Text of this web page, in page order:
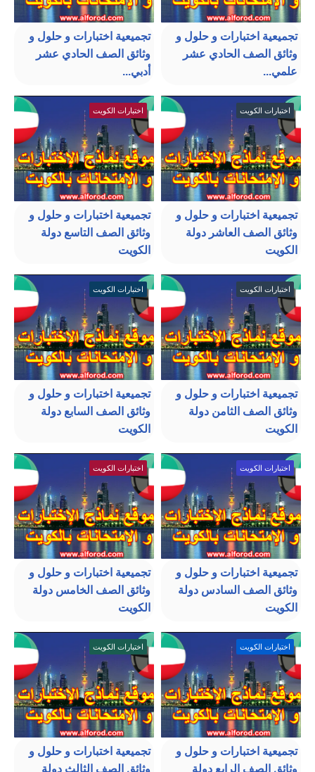
تجميعية اختبارات و حلول و
وثائق الصف الحادي عشر
علمي...
تجميعية اختبارات و حلول و
وثائق الصف الحادي عشر
أدبي...
اختبارات الكويت
تجميعية اختبارات و حلول و
وثائق الصف العاشر دولة
الكويت
اختبارات الكويت
تجميعية اختبارات و حلول و
وثائق الصف التاسع دولة
الكويت
اختبارات الكويت
تجميعية اختبارات و حلول و
وثائق الصف الثامن دولة
الكويت
اختبارات الكويت
تجميعية اختبارات و حلول و
وثائق الصف السابع دولة
الكويت
اختبارات الكويت
تجميعية اختبارات و حلول و
وثائق الصف السادس دولة
الكويت
اختبارات الكويت
تجميعية اختبارات و حلول و
وثائق الصف الخامس دولة
الكويت
اختبارات الكويت
تجميعية اختبارات و حلول و
وثائق الصف الرابع دولة
اختبارات الكويت
تجميعية اختبارات و حلول و
وثائق الصف الثالث دولة